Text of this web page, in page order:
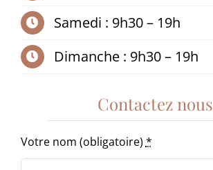
Samedi : 9h30 – 19h
Dimanche : 9h30 – 19h
Contactez nous
Votre nom (obligatoire) *